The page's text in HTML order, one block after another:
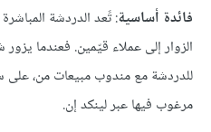
فائدة أساسية: تًعد الدردشة
الزوار إلى عملاء قيّمين. فعندما
للدردشة مع مندوب مبيعات من، على
مرغوب فيها عبر لينكد إن.